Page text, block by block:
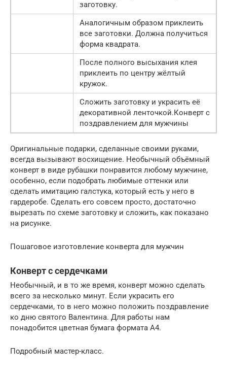
заготовку.
Аналогичным образом приклеить
все заготовки. Должна получиться
форма квадрата.
После полного высыхания клея
приклеить по центру жёлтый
кружок.
Сложить заготовку и украсить её
декоративной ленточкой.Конверт с
поздравлением для мужчины
Оригинальные подарки, сделанные своими руками,
всегда вызывают восхищение. Необычный объёмный
конверт в виде рубашки понравится любому мужчине,
особенно, если подобрать любимые оттенки или
сделать имитацию галстука, который есть у него в
гардеробе. Сделать его совсем просто, достаточно
вырезать по схеме заготовку и сложить, как показано
на рисунке.
Пошаговое изготовление конверта для мужчин
Конверт с сердечками
Необычный, и в то же время, конверт можно сделать
всего за несколько минут. Если украсить его
сердечками, то в него можно положить поздравление
ко дню святого Валентина. Для работы нам
понадобится цветная бумага формата А4.
Подробный мастер-класс.